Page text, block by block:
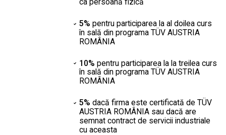
5% pentru participarea la al doilea curs
în sală din programa TÜV AUSTRIA
ROMÂNIA
10% pentru participarea la la treilea curs
în sală din programa TÜV AUSTRIA
ROMÂNIA
5% dacă firma este certificată de TÜV
AUSTRIA ROMÂNIA sau dacă are
semnat contract de servicii industriale
cu aceasta